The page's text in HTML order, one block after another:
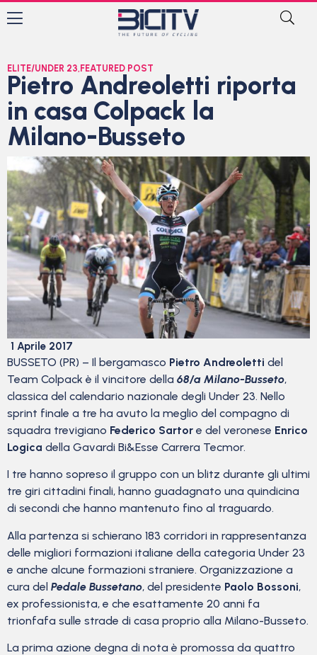
ELITE/UNDER 23, FEATURED POST
Pietro Andreoletti riporta
in casa Colpack la
Milano-Busseto
1 Aprile 2017
BUSSETO (PR) – Il bergamasco Pietro Andreoletti del
Team Colpack è il vincitore della 68/a Milano-Busseto,
classica del calendario nazionale degli Under 23. Nello
sprint finale a tre ha avuto la meglio del compagno di
squadra trevigiano Federico Sartor e del veronese Enrico
Logica della Gavardi Bi&Esse Carrera Tecmor.
I tre hanno sopreso il gruppo con un blitz durante gli ultimi
tre giri cittadini finali, hanno guadagnato una quindicina
di secondi che hanno mantenuto fino al traguardo.
Alla partenza si schierano 183 corridori in rappresentanza
delle migliori formazioni italiane della categoria Under 23
e anche alcune formazioni straniere. Organizzazione a
cura del Pedale Bussetano, del presidente Paolo Bossoni,
ex professionista, e che esattamente 20 anni fa
trionfafa sulle strade di casa proprio alla Milano-Busseto.
La prima azione degna di nota è promossa da quattro